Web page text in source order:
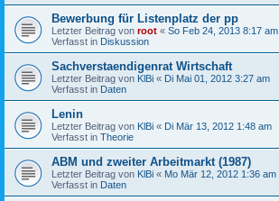
Bewerbung für Listenplatz der pp
Letzter Beitrag von root « So Feb 24, 2013 8:17 am
Verfasst in Diskussion
Sachverstaendigenrat Wirtschaft
Letzter Beitrag von KlBi « Di Mai 01, 2012 3:27 am
Verfasst in Daten
Lenin
Letzter Beitrag von KlBi « Di Mär 13, 2012 1:48 am
Verfasst in Theorie
ABM und zweiter Arbeitmarkt (1987)
Letzter Beitrag von KlBi « Mo Mär 12, 2012 1:36 am
Verfasst in Daten